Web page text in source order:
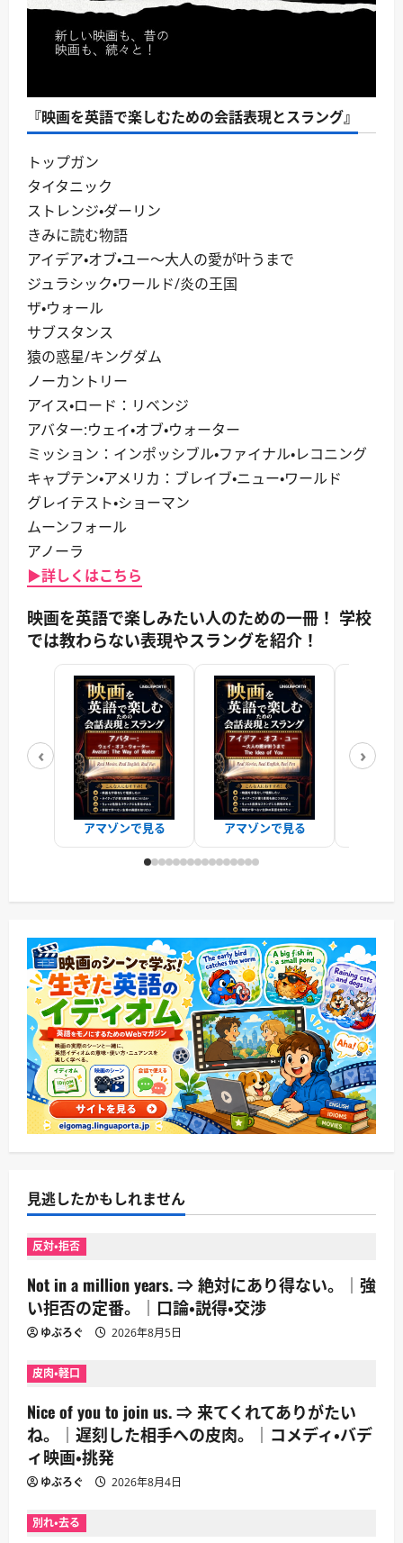
『映画を英語で楽しむための会話表現とスラング』
トップガン
タイタニック
ストレンジ・ダーリン
きみに読む物語
アイデア・オブ・ユー～大人の愛が叶うまで
ジュラシック・ワールド/炎の王国
ザ・ウォール
サブスタンス
猿の惑星/キングダム
ノーカントリー
アイス・ロード：リベンジ
アバター:ウェイ・オブ・ウォーター
ミッション：インポッシブル・ファイナル・レコニング
キャプテン・アメリカ：ブレイブ・ニュー・ワールド
グレイテスト・ショーマン
ムーンフォール
アノーラ
▶詳しくはこちら
映画を英語で楽しみたい人のための一冊！ 学校
では教わらない表現やスラングを紹介！
‹
アマゾンで見る アマゾンで見る
›
見逃したかもしれません
反対・拒否
Not in a million years. ⇒ 絶対にあり得ない。｜強
い拒否の定番。｜口論・説得・交渉
ゆぶろぐ 2026年8月5日
皮肉・軽口
Nice of you to join us. ⇒ 来てくれてありがたい
ね。｜遅刻した相手への皮肉。｜コメディ・バデ
ィ映画・挑発
ゆぶろぐ 2026年8月4日
別れ・去る